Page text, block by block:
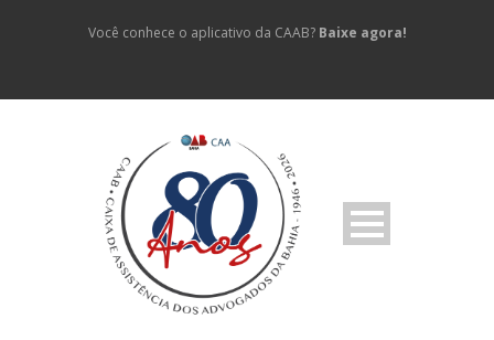
Você conhece o aplicativo da CAAB? Baixe agora!